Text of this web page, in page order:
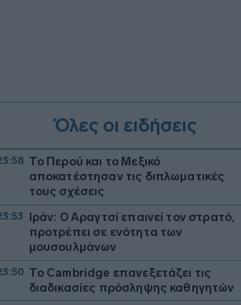
Όλες οι ειδήσεις
Το Περού και το Μεξικό
αποκατέστησαν τις διπλωματικές
τους σχέσεις
Ιράν: Ο Αραγτσί επαινεί τον στρατό,
προτρέπει σε ενότητα των
μουσουλμάνων
Το Cambridge επανεξετάζει τις
διαδικασίες πρόσληψης καθηγητών